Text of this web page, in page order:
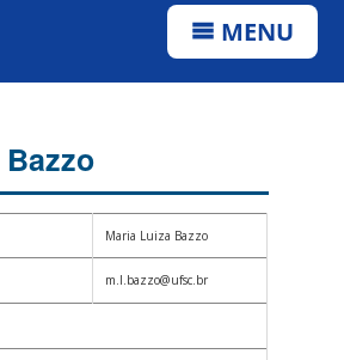
MENU
Maria Luiza Bazzo
m.l.bazzo@ufsc.br